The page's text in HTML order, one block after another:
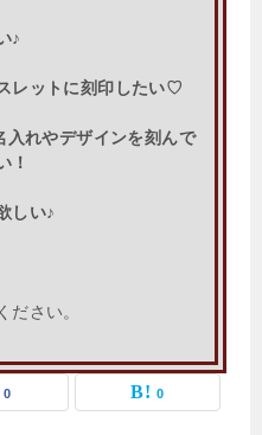
♪
レットに刻印したい♡
入れやデザインを刻んで
！
しい♪
ださい。
0 0